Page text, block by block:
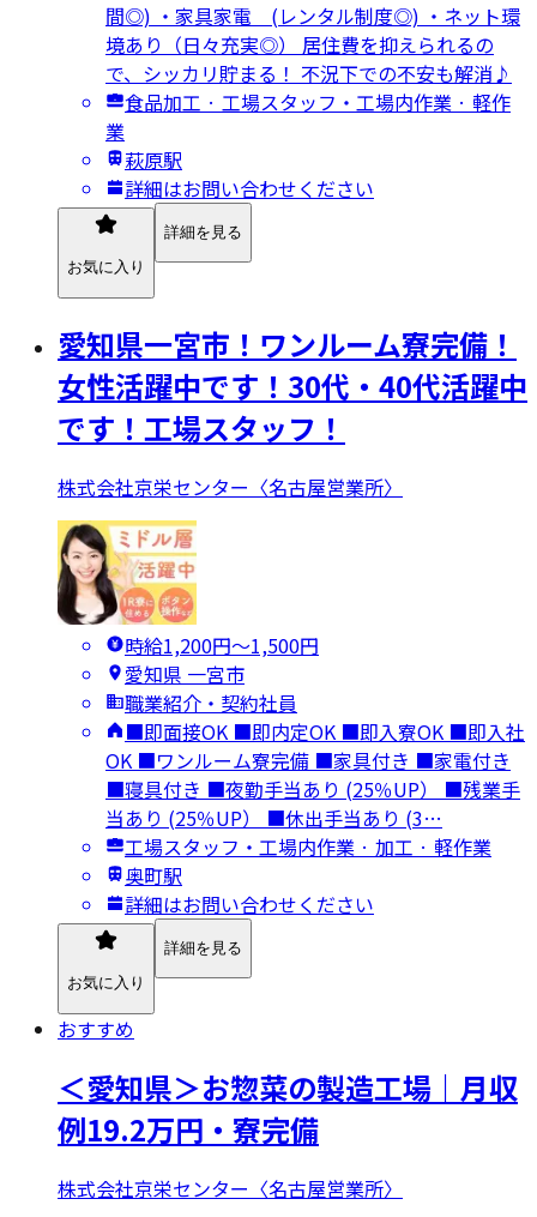
間◎) ・家具家電 (レンタル制度◎) ・ネット環
境あり（日々充実◎） 居住費を抑えられるの
で、シッカリ貯まる！ 不況下での不安も解消♪
食品加工 · 工場スタッフ・工場内作業 · 軽作
業
萩原駅
詳細はお問い合わせください
お気に入り
詳細を見る
愛知県一宮市！ワンルーム寮完備！
女性活躍中です！30代・40代活躍中
です！工場スタッフ！
株式会社京栄センター〈名古屋営業所〉
時給1,200円〜1,500円
愛知県 一宮市
職業紹介・契約社員
■即面接OK ■即内定OK ■即入寮OK ■即入社
OK ■ワンルーム寮完備 ■家具付き ■家電付き
■寝具付き ■夜勤手当あり (25％UP） ■残業手
当あり (25％UP） ■休出手当あり (3…
工場スタッフ・工場内作業 · 加工 · 軽作業
奥町駅
詳細はお問い合わせください
お気に入り
詳細を見る
おすすめ
＜愛知県＞お惣菜の製造工場｜月収
例19.2万円・寮完備
株式会社京栄センター〈名古屋営業所〉